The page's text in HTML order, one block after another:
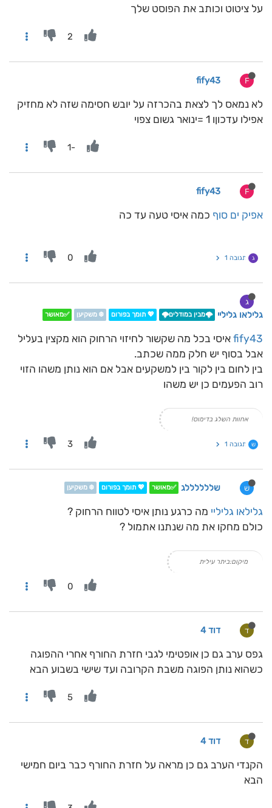
על ציטוט וכותב את הפוסט שלך
2
F
fify43
לא נמאס לך לצאת בהכרזה על יובש חסימה שזה לא מחזיק
אפילו עדכוןו 1 =ינואר גשום צפוי
-1
F
fify43
אפיק ים סוף כמה איסי טעה עד כה
ג תגובה 1 0
ג
גלילאו גליליי 🌩️מבין במודלים🌩️ 💖 תומך בפורום ❄️ משקיען ✅מאושר
fify43 איסי בכל מה שקשור לחיזוי הרחוק הוא מקצין בעליל
אבל בסוף יש חלק ממה שכתב.
בין לחום בין לקור בין למשקעים אבל אם הוא נותן משהו הזוי
רוב הפעמים כן יש משהו
אחוות השלג בדימוס!
ש תגובה 1 3
ש שללללללג ✅מאושר 💖 תומך בפורום ❄️ משקיען
גלילאו גליליי מה כרגע נותן איסי לטווח הרחוק ?
כולם מחקו את מה שנתנו אתמול ?
מיקום:ביתר עילית
0
ד דוד 4
גפס ערב גם כן אופטימי לגבי חזרת החורף אחרי ההפוגה
כשהוא נותן הפוגה משבת הקרובה ועד שישי בשבוע הבא
5
ד דוד 4
הקנדי הערב גם כן מראה על חזרת החורף כבר ביום חמישי
הבא